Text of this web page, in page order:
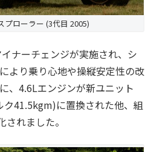
プローラー (3代目 2005)
ナーチェンジが実施され、シ
より乗り心地や操縦安定性の改
、4.6Lエンジンが新ユニット
41.5kgm)に置換された他、組
れました。